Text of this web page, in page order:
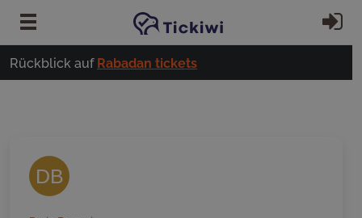
Zum Hauptinhalt springen
Rückblick auf Rabadan tickets
DB